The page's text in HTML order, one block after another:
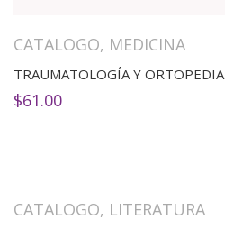
CATALOGO, MEDICINA
TRAUMATOLOGÍA Y ORTOPEDIA
$61.00
CATALOGO, LITERATURA